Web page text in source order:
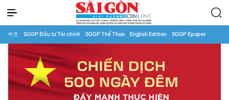
中文 SGGP Đầu tư Tài chính SGGP Thể Thao English Edition SGGP Epaper